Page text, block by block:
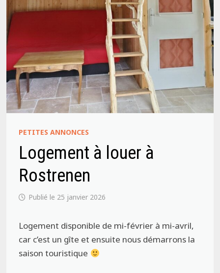
PETITES ANNONCES
Logement à louer à
Rostrenen
25 janvier 2026
Logement disponible de mi-février à mi-avril,
car c’est un gîte et ensuite nous démarrons la
saison touristique